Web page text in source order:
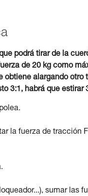
podrá tirar de la
de 20 kg como
obtiene alargando otro
3:1, habrá que estirar
la fuerza de tracción
sumar las